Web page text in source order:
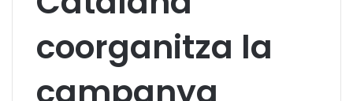
coorganitza la
campanya